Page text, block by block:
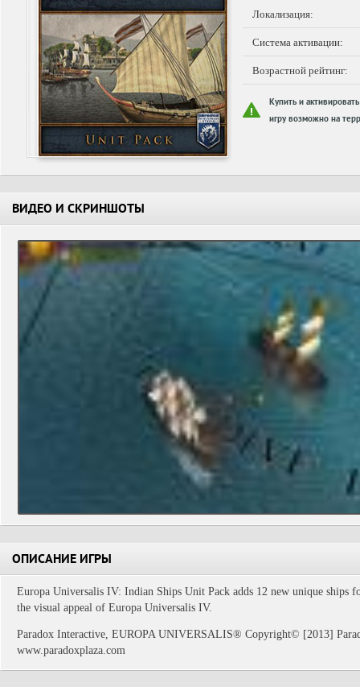
Локализация:
Система активации:
Возрастной рейтинг:
Купить и активировать
игру возможно на
ВИДЕО И СКРИНШОТЫ
ОПИСАНИЕ ИГРЫ
Europa Universalis IV: Indian Ships Unit Pack adds 12 new unique ships
the visual appeal of Europa Universalis IV.
Paradox Interactive, EUROPA UNIVERSALIS® Copyright© [2013]
www.paradoxplaza.com